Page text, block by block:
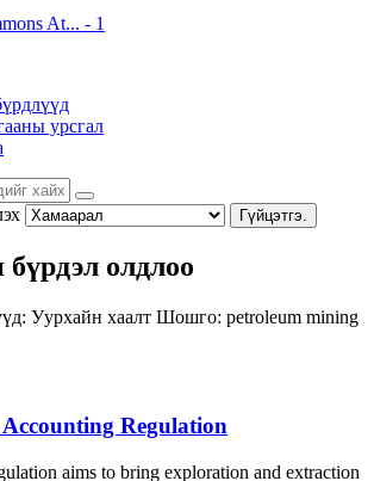
At... - 1
урсгал
Гүйцэтгэ.
бүрдэл олдлоо
Уурхайн хаалт Шошго: petroleum mining
Regulation
aims to bring exploration and extraction